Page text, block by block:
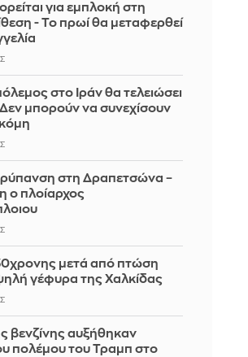
για εμπλοκή στη
- Το πρωί θα μεταφερθεί
στο Ιράν θα τελειώσει
μπορούν να συνεχίσουν
στη Δραπετσώνα –
ο πλοίαρχος
μετά από πτώση
γέφυρα της Χαλκίδας
βενζίνης αυξήθηκαν
πολέμου του Τραμπ στο